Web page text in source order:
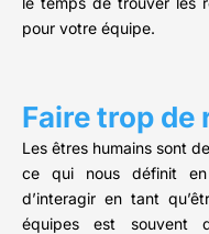
pour votre équipe.
Faire trop de
Les êtres humains sont
ce qui nous définit
d’interagir en tant
équipes est souvent